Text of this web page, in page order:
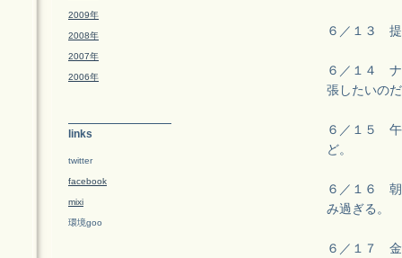
６／１３ 提
６／１４ ナ
張したいの
６／１５ 午
ど。
６／１６ 朝
み過ぎる。
６／１７ 金
2009年
2008年
2007年
2006年
links
twitter
facebook
mixi
環境goo